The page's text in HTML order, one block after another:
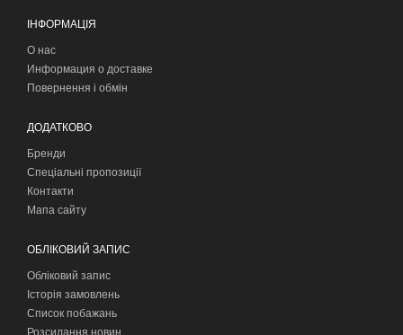
ІНФОРМАЦІЯ
О нас
Информация о доставке
Повернення і обмін
ДОДАТКОВО
Бренди
Спеціальні пропозиції
Контакти
Мапа сайту
ОБЛІКОВИЙ ЗАПИС
Обліковий запис
Історія замовлень
Список побажань
Розсилання новин